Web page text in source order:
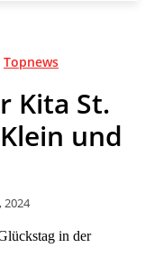
Topnews
Kita St.
und
2024